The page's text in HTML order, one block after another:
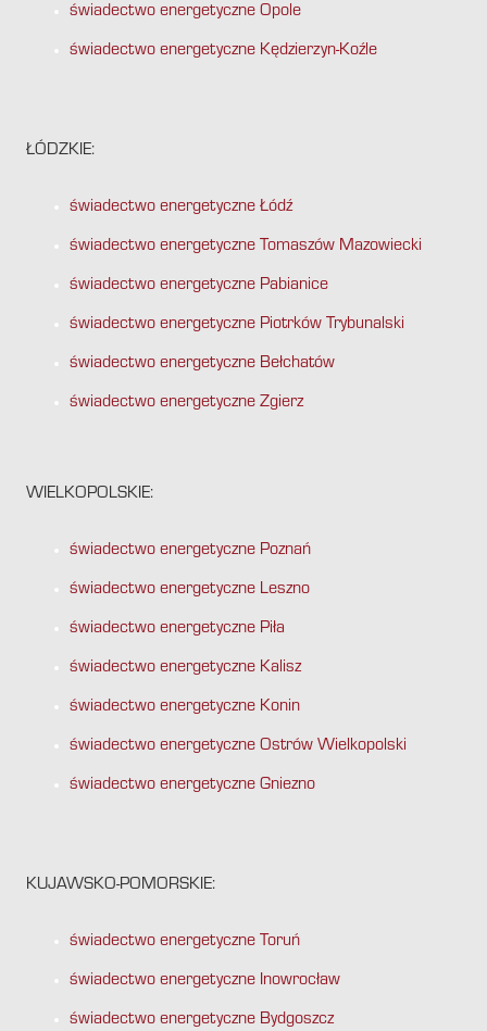
świadectwo energetyczne Opole
świadectwo energetyczne Kędzierzyn-Koźle
ŁÓDZKIE:
świadectwo energetyczne Łódź
świadectwo energetyczne Tomaszów Mazowiecki
świadectwo energetyczne Pabianice
świadectwo energetyczne Piotrków Trybunalski
świadectwo energetyczne Bełchatów
świadectwo energetyczne Zgierz
WIELKOPOLSKIE:
świadectwo energetyczne Poznań
świadectwo energetyczne Leszno
świadectwo energetyczne Piła
świadectwo energetyczne Kalisz
świadectwo energetyczne Konin
świadectwo energetyczne Ostrów Wielkopolski
świadectwo energetyczne Gniezno
KUJAWSKO-POMORSKIE:
świadectwo energetyczne Toruń
świadectwo energetyczne Inowrocław
świadectwo energetyczne Bydgoszcz